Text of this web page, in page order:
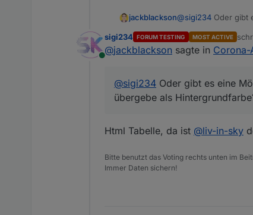
jackblackson@sigi234 Oder gibt
Online
sigi234 FORUM TESTING MOST ACTIVE
@jackblackson sagte in Corona-
@sigi234 Oder gibt es eine
übergebe als
Html Tabelle, da ist @liv-in-sky
Bitte benutzt das Voting rechts unten im
Immer Daten sichern!